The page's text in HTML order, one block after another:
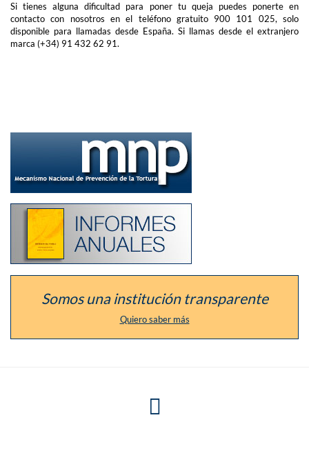
Si tienes alguna dificultad para poner tu queja puedes ponerte en
contacto con nosotros en el teléfono gratuito 900 101 025, solo
disponible para llamadas desde España. Si llamas desde el extranjero
marca (+34) 91 432 62 91.
del
defensor
como
Mecanismo
Prevención
Listado
informes
anuales
de
la
Somos una institución transparente
Quiero saber más